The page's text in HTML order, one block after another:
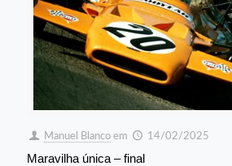
Manuel Blanco em 14/02/2025
Maravilha única – final